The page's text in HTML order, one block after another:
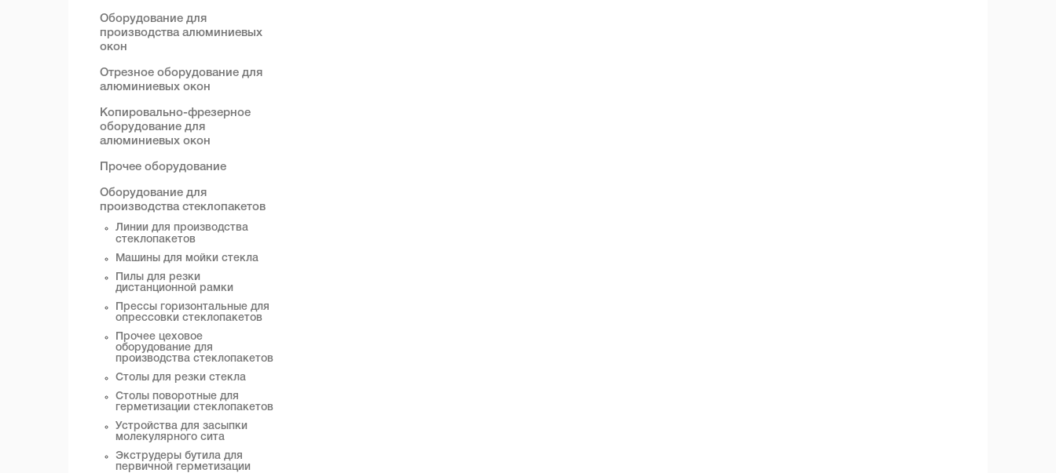
Оборудование для
производства алюминиевых
окон
Отрезное оборудование для
алюминиевых окон
Копировально-фрезерное
оборудование для
алюминиевых окон
Прочее оборудование
Оборудование для
производства стеклопакетов
Линии для производства
стеклопакетов
Машины для мойки стекла
Пилы для резки
дистанционной рамки
Прессы горизонтальные для
опрессовки стеклопакетов
Прочее цеховое
оборудование для
производства стеклопакетов
Столы для резки стекла
Столы поворотные для
герметизации стеклопакетов
Устройства для засыпки
молекулярного сита
Экструдеры бутила для
первичной герметизации